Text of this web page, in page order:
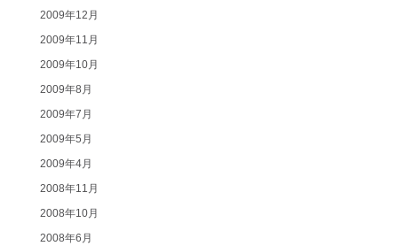
2009年12月
2009年11月
2009年10月
2009年8月
2009年7月
2009年5月
2009年4月
2008年11月
2008年10月
2008年6月